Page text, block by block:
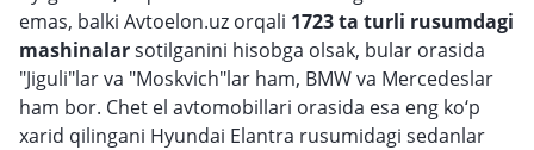
emas, balki Avtoelon.uz orqali 1723 ta turli rusumdagi
mashinalarsotilganini hisobga olsak, bular orasida
"Jiguli"lar va "Moskvich"lar ham, BMW va Merсedeslar
ham bor. Chet el avtomobillari orasida esa eng ko‘p
xarid qilingani Hyundai Elantra rusumidagi sedanlar